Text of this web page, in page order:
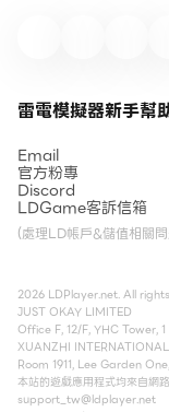
雷電模擬器新手幫
Email
官方粉專
Discord
LDGame客訴信箱
(處理LD帳戶&儲值相關
2026 LDPlayer.net. All
JUST OKAY LIMITED
Office F, 12/F, YHC Tower,
XUANZHI
Room 1911, Lee Garden
本站的遊戲應用程式均來自網
support_tw@ldplayer.net